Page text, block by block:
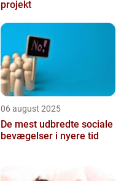
projekt
06 august 2025
De mest udbredte sociale
bevægelser i nyere tid